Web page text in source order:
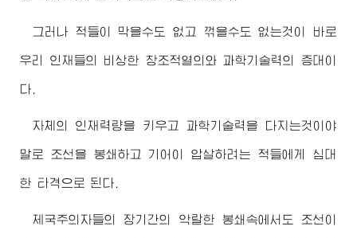
그러나 적들이 막을수도 없고 꺾을수도 없는것이 바로
우리 인재들의 비상한 창조적열의와 과학기술력의 증대이
다.
자체의 인재력량을 키우고 과학기술력을 다지는것이야
말로 조선을 봉쇄하고 기어이 압살하려는 적들에게 심대
한 타격으로 된다.
제국주의자들의 장기간의 악랄한 봉쇄속에서도 조선이